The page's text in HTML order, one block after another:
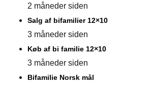
2 måneder siden
Salg af bifamilier 12×10
3 måneder siden
Køb af bi familie 12×10
3 måneder siden
Bifamilie Norsk mål